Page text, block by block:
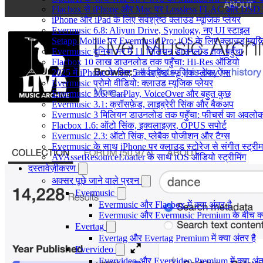
Flacbox से iPhone और Mac पर Lossless FLAC और DSD
iPhone और iPad के लिए सर्वश्रेष्ठ क्लाउड म्यूजिक प्लेयर
Evermusic 6.8: Aliyun Drive, Synology, नए UI स्टाइल
Setapp Mobile पर Evermusic Pro: iOS के लिए क्लाउड
Evermusic दुनिया भर में 11 मिलियन डाउनलोड तक पहुँचा
Flacbox 10 लाख डाउनलोड तक पहुँचा: Hi-Res ऑडियो
2025 में iPhone के लिए 5 सर्वश्रेष्ठ म्यूज़िक प्लेयर ऐप्स
Evermusic प्रोमो वीडियो: क्लाउड म्यूजिक प्लेयर
Evermusic 3.6: CarPlay, VoiceOver और बहुत कुछ
Evermusic 3.1: क्रॉसफ़ेड, लाइब्रेरी सिंक और बैकअप
Evermusic 3 मिलियन डाउनलोड तक पहुँचा: फीचर्स का
Flacbox 1.6: ऑटो सिंक, इक्वलाइज़र, OPUS सपोर्ट
Evermusic 2.3: ऑटो सिंक, प्लेबैक पोजीशन और टैग्स
Evermusic के साथ iPhone पर क्लाउड स्टोरेज से संगीत
AVAssetResourceLoader के साथ iOS ऑडियो स्ट्रीमिंग
दस्तावेज़ीकरण
अक्सर पूछे जाने वाले प्रश्न
Evermusic
Evermusic और Flacbox में क्या अंतर है
Evermusic और Evermusic Premium के बीच
Evertag
Evertag और Evertag Premium में क्या अंतर है
Evervideo
Evervideo और Evervideo Premium में क्या